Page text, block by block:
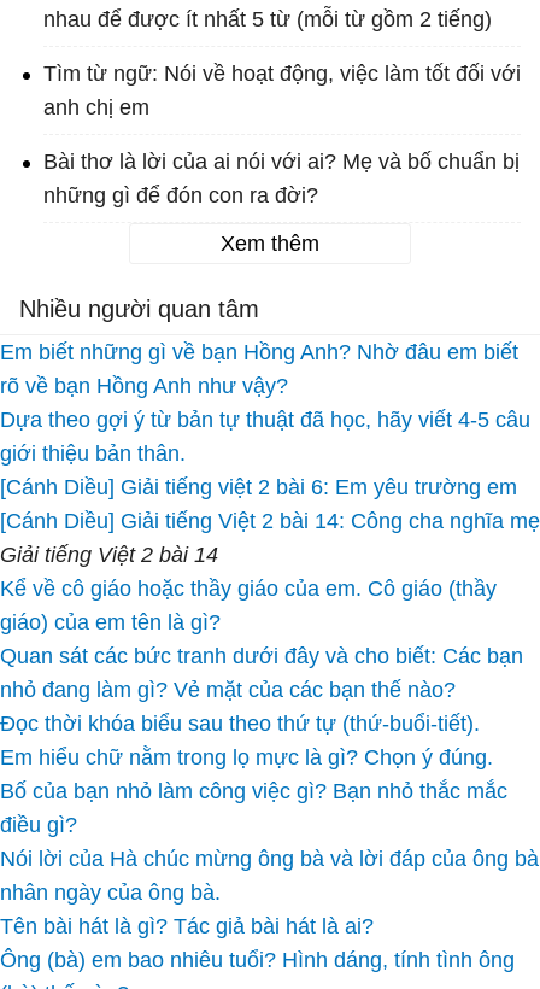
nhau để được ít nhất 5 từ (mỗi từ gồm 2 tiếng)
Tìm từ ngữ: Nói về hoạt động, việc làm tốt đối với
anh chị em
Bài thơ là lời của ai nói với ai? Mẹ và bố chuẩn bị
những gì để đón con ra đời?
Xem thêm
Nhiều người quan tâm
Em biết những gì về bạn Hồng Anh? Nhờ đâu em biết
rõ về bạn Hồng Anh như vậy?
Dựa theo gợi ý từ bản tự thuật đã học, hãy viết 4-5 câu
giới thiệu bản thân.
[Cánh Diều] Giải tiếng việt 2 bài 6: Em yêu trường em
[Cánh Diều] Giải tiếng Việt 2 bài 14: Công cha nghĩa mẹ
Giải tiếng Việt 2 bài 14
Kể về cô giáo hoặc thầy giáo của em. Cô giáo (thầy
giáo) của em tên là gì?
Quan sát các bức tranh dưới đây và cho biết: Các bạn
nhỏ đang làm gì? Vẻ mặt của các bạn thế nào?
Đọc thời khóa biểu sau theo thứ tự (thứ-buổi-tiết).
Em hiểu chữ nằm trong lọ mực là gì? Chọn ý đúng.
Bố của bạn nhỏ làm công việc gì? Bạn nhỏ thắc mắc
điều gì?
Nói lời của Hà chúc mừng ông bà và lời đáp của ông bà
nhân ngày của ông bà.
Tên bài hát là gì? Tác giả bài hát là ai?
Ông (bà) em bao nhiêu tuổi? Hình dáng, tính tình ông